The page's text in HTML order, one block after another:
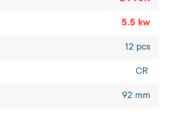
5.5 kw
12 pcs
CR
92 mm